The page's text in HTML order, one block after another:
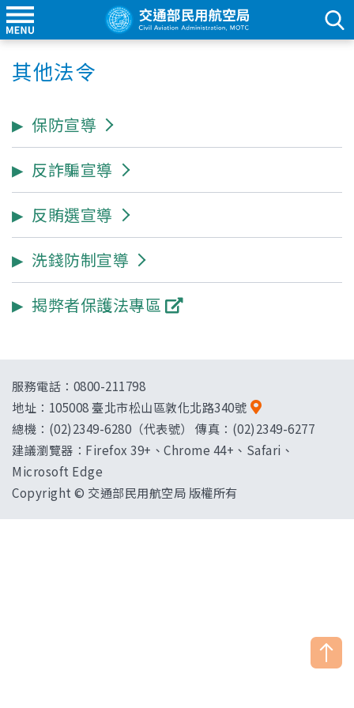
其他法令
保防宣導
反詐騙宣導
反賄選宣導
洗錢防制宣導
揭弊者保護法專區
服務電話：0800-211798
地址： 105008 臺北市松山區敦化北路340號
總機：(02)2349-6280（代表號） 傳真：(02)2349-6277
建議瀏覽器：Firefox 39+、Chrome 44+、Safari、
Microsoft Edge
Copyright © 交通部民用航空局 版權所有